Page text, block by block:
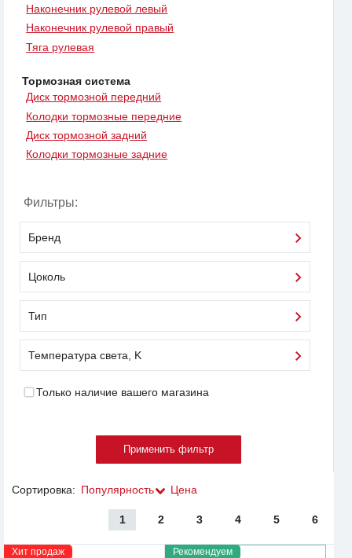
Наконечник рулевой левый
Наконечник рулевой правый
Тяга рулевая
Тормозная система
Диск тормозной передний
Колодки тормозные передние
Диск тормозной задний
Колодки тормозные задние
Фильтры:
Бренд
Цоколь
Тип
Температура света, K
Только наличие вашего магазина
Сортировка: Популярность Цена
1 2 3 4 5 6
Хит продаж Рекомендуем